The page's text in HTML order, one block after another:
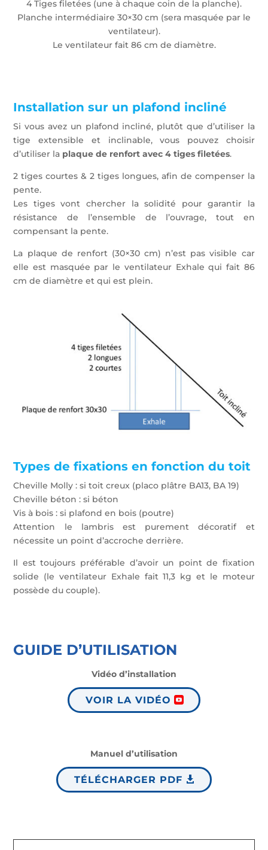
4 Tiges filetées (une à chaque coin de la planche).
Planche intermédiaire 30×30 cm (sera masquée par le
ventilateur).
Le ventilateur fait 86 cm de diamètre.
Installation sur un plafond incliné
Si vous avez un plafond incliné, plutôt que d’utiliser la
tige extensible et inclinable, vous pouvez choisir
d’utiliser la plaque de renfort avec 4 tiges filetées.
2 tiges courtes & 2 tiges longues, afin de compenser la
pente.
Les tiges vont chercher la solidité pour garantir la
résistance de l’ensemble de l’ouvrage, tout en
compensant la pente.
La plaque de renfort (30×30 cm) n’est pas visible car
elle est masquée par le ventilateur Exhale qui fait 86
cm de diamètre et qui est plein.
Types de fixations en fonction du toit
Cheville Molly : si toit creux (placo plâtre BA13, BA 19)
Cheville béton : si béton
Vis à bois : si plafond en bois (poutre)
Attention le lambris est purement décoratif et
nécessite un point d’accroche derrière.
Il est toujours préférable d’avoir un point de fixation
solide (le ventilateur Exhale fait 11,3 kg et le moteur
possède du couple).
GUIDE D’UTILISATION
Vidéo d’installation
VOIR LA VIDÉO
Manuel d’utilisation
TÉLÉCHARGER PDF